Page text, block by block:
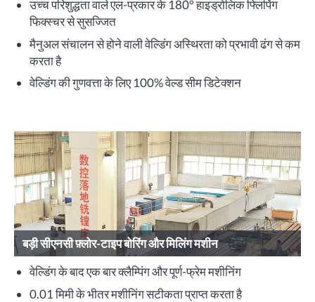
उच्च परिशुद्धता वाले एल-प्रकार के 180° हाइड्रोलिक फ्लिपिंग
फिक्स्चर से सुसज्जित
मैनुअल संचालन से होने वाली वेल्डिंग अस्थिरता को प्रभावी ढंग से कम
करता है
वेल्डिंग की गुणवत्ता के लिए 100% वेल्ड सीम डिटेक्शन
बड़ी सीएनसी फ़्लोर-टाइप बोरिंग और मिलिंग मशीन
वेल्डिंग के बाद एक बार क्लैम्पिंग और पूर्ण-फ्रेम मशीनिंग
0.01 मिमी के भीतर मशीनिंग सटीकता प्राप्त करता है